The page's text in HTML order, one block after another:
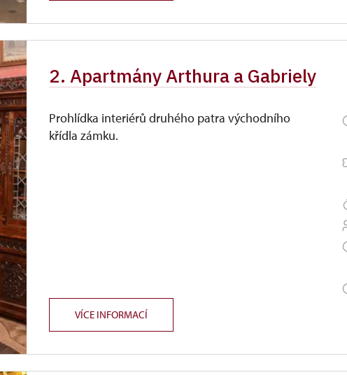
2. Apartmány Arthura a Gabriely
Prohlídka interiérů druhého patra východního
křídla zámku.
VÍCE INFORMACÍ